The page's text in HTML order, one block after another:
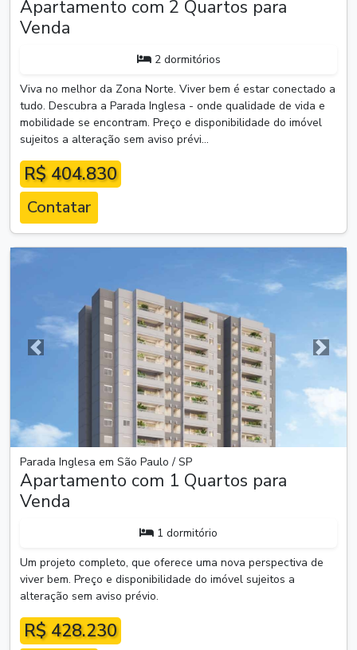
Apartamento com 2 Quartos para
Venda
2 dormitórios
Viva no melhor da Zona Norte. Viver bem é estar conectado a
tudo. Descubra a Parada Inglesa - onde qualidade de vida e
mobilidade se encontram. Preço e disponibilidade do imóvel
sujeitos a alteração sem aviso prévi...
R$ 404.830
Contatar
Anterior
Parada Inglesa em São Paulo / SP
Apartamento com 1 Quartos para
Venda
1 dormitório
Um projeto completo, que oferece uma nova perspectiva de
viver bem. Preço e disponibilidade do imóvel sujeitos a
alteração sem aviso prévio.
R$ 428.230